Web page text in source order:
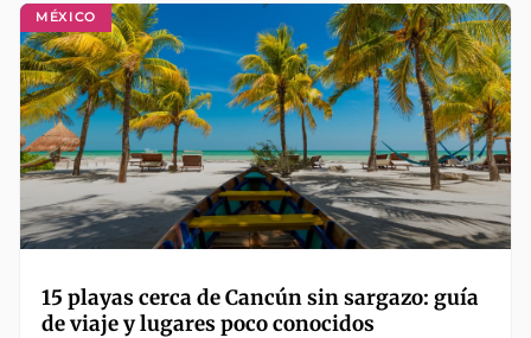
MÉXICO
15 playas cerca de Cancún sin sargazo: guía
de viaje y lugares poco conocidos